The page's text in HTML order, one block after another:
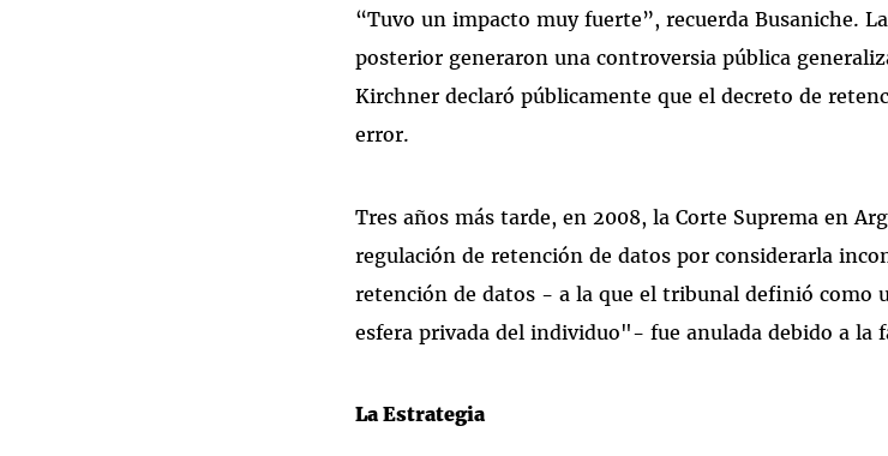
“Tuvo un impacto muy fuerte”, recuerda Busaniche.
posterior generaron una controversia pública
Kirchner declaró públicamente que el decreto de
error.
Tres años más tarde, en 2008, la Corte Suprema en
regulación de retención de datos por considerarla
retención de datos - a la que el tribunal definió como
esfera privada del individuo"- fue anulada debido a la
La Estrategia